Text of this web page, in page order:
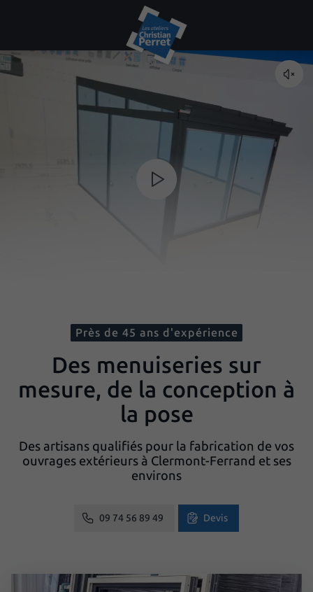
Près de 45 ans d'expérience
Des menuiseries sur
mesure, de la conception à
la pose
Des artisans qualifiés pour la fabrication de vos
ouvrages extérieurs à Clermont-Ferrand et ses
environs
09 74 56 89 49 Devis